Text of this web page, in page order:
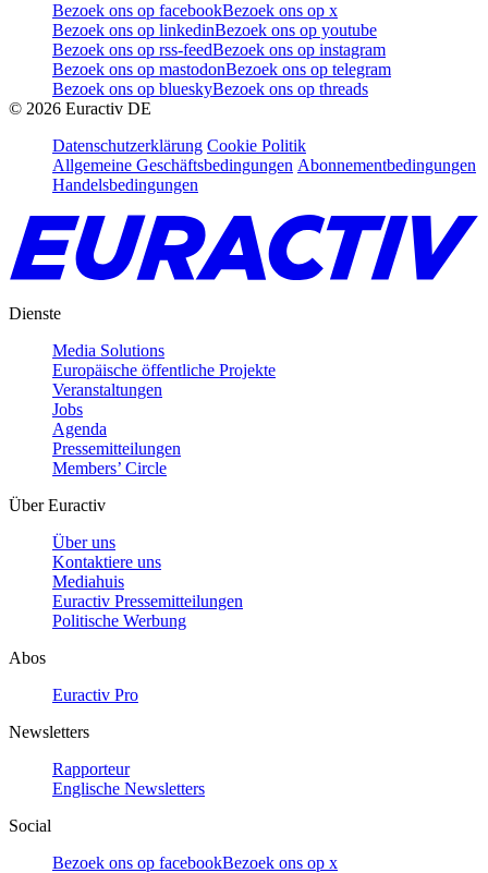
Bezoek ons op facebookBezoek ons op x
Bezoek ons op linkedinBezoek ons op youtube
Bezoek ons op rss-feedBezoek ons op instagram
Bezoek ons op mastodonBezoek ons op telegram
Bezoek ons op blueskyBezoek ons op threads
© 2026 Euractiv DE
Datenschutzerklärung Cookie Politik
Allgemeine Geschäftsbedingungen Abonnementbedingungen
Handelsbedingungen
Dienste
Media Solutions
Europäische öffentliche Projekte
Veranstaltungen
Jobs
Agenda
Pressemitteilungen
Members’ Circle
Über Euractiv
Über uns
Kontaktiere uns
Mediahuis
Euractiv Pressemitteilungen
Politische Werbung
Abos
Euractiv Pro
Newsletters
Rapporteur
Englische Newsletters
Social
Bezoek ons op facebookBezoek ons op x